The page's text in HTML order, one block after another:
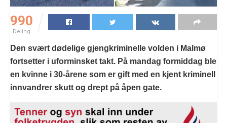
990
Deling
Den svært dødelige gjengkriminelle volden i Malmø
fortsetter i uforminsket takt. På mandag formiddag ble
en kvinne i 30-årene som er gift med en kjent kriminell
innvandrer skutt og drept på åpen gate.